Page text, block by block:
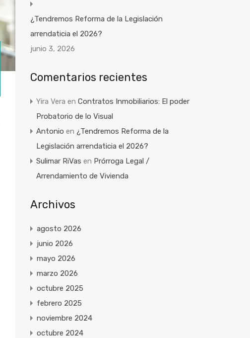
¿Tendremos Reforma de la Legislación
arrendaticia el 2026?
junio 3, 2026
Comentarios recientes
Yira Vera en Contratos Inmobiliarios: El poder
Probatorio de lo Visual
Antonio en ¿Tendremos Reforma de la
Legislación arrendaticia el 2026?
Sulimar RiVas en Prórroga Legal /
Arrendamiento de Vivienda
Archivos
agosto 2026
junio 2026
mayo 2026
marzo 2026
octubre 2025
febrero 2025
noviembre 2024
octubre 2024